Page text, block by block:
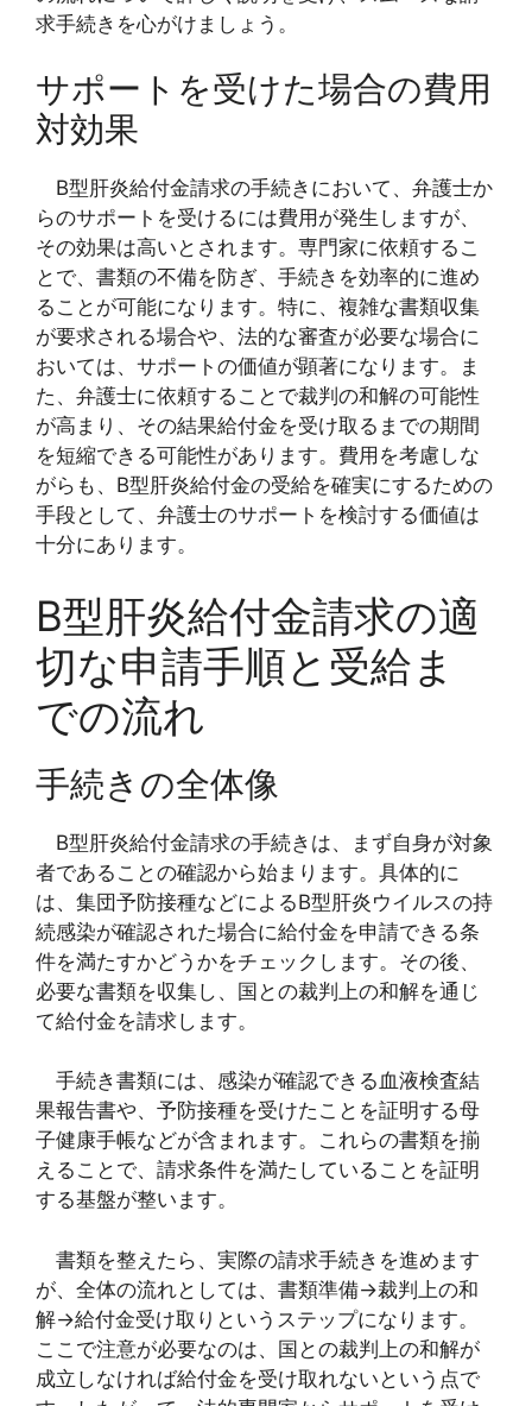
求手続きを心がけましょう。
サポートを受けた場合の費用
対効果
B型肝炎給付金請求の手続きにおいて、弁護士か
らのサポートを受けるには費用が発生しますが、
その効果は高いとされます。専門家に依頼するこ
とで、書類の不備を防ぎ、手続きを効率的に進め
ることが可能になります。特に、複雑な書類収集
が要求される場合や、法的な審査が必要な場合に
おいては、サポートの価値が顕著になります。ま
た、弁護士に依頼することで裁判の和解の可能性
が高まり、その結果給付金を受け取るまでの期間
を短縮できる可能性があります。費用を考慮しな
がらも、B型肝炎給付金の受給を確実にするための
手段として、弁護士のサポートを検討する価値は
十分にあります。
B型肝炎給付金請求の適
切な申請手順と受給ま
での流れ
手続きの全体像
B型肝炎給付金請求の手続きは、まず自身が対象
者であることの確認から始まります。具体的に
は、集団予防接種などによるB型肝炎ウイルスの持
続感染が確認された場合に給付金を申請できる条
件を満たすかどうかをチェックします。その後、
必要な書類を収集し、国との裁判上の和解を通じ
て給付金を請求します。
手続き書類には、感染が確認できる血液検査結
果報告書や、予防接種を受けたことを証明する母
子健康手帳などが含まれます。これらの書類を揃
えることで、請求条件を満たしていることを証明
する基盤が整います。
書類を整えたら、実際の請求手続きを進めます
が、全体の流れとしては、書類準備→裁判上の和
解→給付金受け取りというステップになります。
ここで注意が必要なのは、国との裁判上の和解が
成立しなければ給付金を受け取れないという点で